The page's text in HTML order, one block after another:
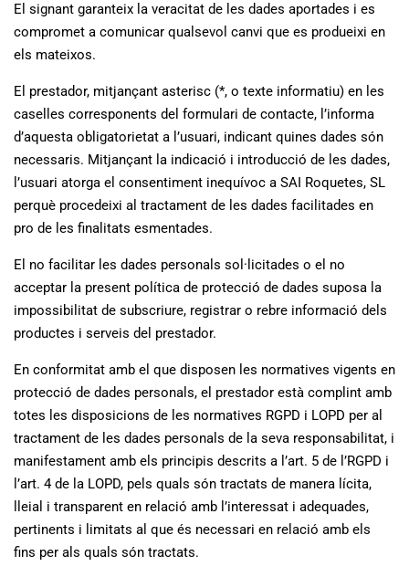
El signant garanteix la veracitat de les dades aportades i es
compromet a comunicar qualsevol canvi que es produeixi en
els mateixos.
El prestador, mitjançant asterisc (*, o texte informatiu) en les
caselles corresponents del formulari de contacte, l’informa
d’aquesta obligatorietat a l’usuari, indicant quines dades són
necessaris. Mitjançant la indicació i introducció de les dades,
l’usuari atorga el consentiment inequívoc a SAI Roquetes, SL
perquè procedeixi al tractament de les dades facilitades en
pro de les finalitats esmentades.
El no facilitar les dades personals sol·licitades o el no
acceptar la present política de protecció de dades suposa la
impossibilitat de subscriure, registrar o rebre informació dels
productes i serveis del prestador.
En conformitat amb el que disposen les normatives vigents en
protecció de dades personals, el prestador està complint amb
totes les disposicions de les normatives RGPD i LOPD per al
tractament de les dades personals de la seva responsabilitat, i
manifestament amb els principis descrits a l’art. 5 de l’RGPD i
l’art. 4 de la LOPD, pels quals són tractats de manera lícita,
lleial i transparent en relació amb l’interessat i adequades,
pertinents i limitats al que és necessari en relació amb els
fins per als quals són tractats.